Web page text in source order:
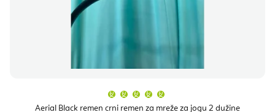
Aerial Black remen crni remen za mreže za jogu 2 dužine
proizvoda